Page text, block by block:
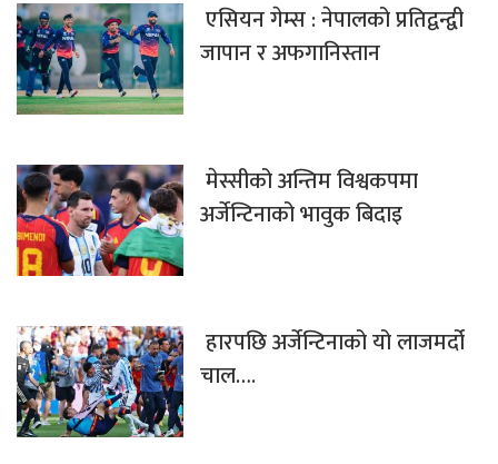
एसियन गेम्स : नेपालको प्रतिद्वन्द्वी
जापान र अफगानिस्तान
मेस्सीको अन्तिम विश्वकपमा
अर्जेन्टिनाको भावुक बिदाइ
हारपछि अर्जेन्टिनाको यो लाजमर्दो
चाल….